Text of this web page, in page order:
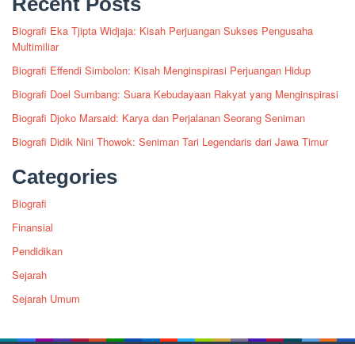
Biografi Eka Tjipta Widjaja: Kisah Perjuangan Sukses Pengusaha
Multimiliar
Biografi Effendi Simbolon: Kisah Menginspirasi Perjuangan Hidup
Biografi Doel Sumbang: Suara Kebudayaan Rakyat yang Menginspirasi
Biografi Djoko Marsaid: Karya dan Perjalanan Seorang Seniman
Biografi Didik Nini Thowok: Seniman Tari Legendaris dari Jawa Timur
Categories
Biografi
Finansial
Pendidikan
Sejarah
Sejarah Umum